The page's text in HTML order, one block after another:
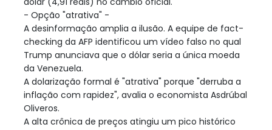
- Opção "atrativa" -
A desinformação amplia a ilusão. A equipe de fact-
checking da AFP identificou um vídeo falso no qual
Trump anunciava que o dólar seria a única moeda
da Venezuela.
A dolarização formal é "atrativa" porque "derruba a
inflação com rapidez", avalia o economista Asdrúbal
Oliveros.
A alta crônica de preços atingiu um pico histórico